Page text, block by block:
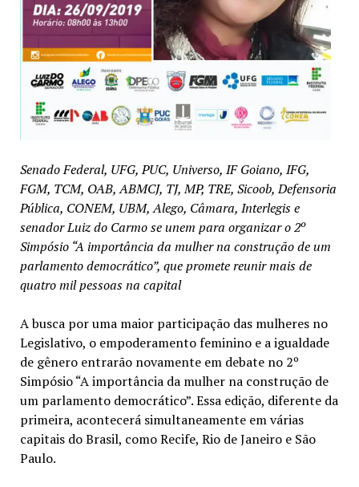
Senado Federal, UFG, PUC, Universo, IF Goiano, IFG,
FGM, TCM, OAB, ABMCJ, TJ, MP, TRE, Sicoob, Defensoria
Pública, CONEM, UBM, Alego, Câmara, Interlegis e
senador Luiz do Carmo se unem para organizar o 2º
Simpósio “A importância da mulher na construção de um
parlamento democrático”, que promete reunir mais de
quatro mil pessoas na capital
A busca por uma maior participação das mulheres no
Legislativo, o empoderamento feminino e a igualdade
de gênero entrarão novamente em debate no 2º
Simpósio “A importância da mulher na construção de
um parlamento democrático”. Essa edição, diferente da
primeira, acontecerá simultaneamente em várias
capitais do Brasil, como Recife, Rio de Janeiro e São
Paulo.